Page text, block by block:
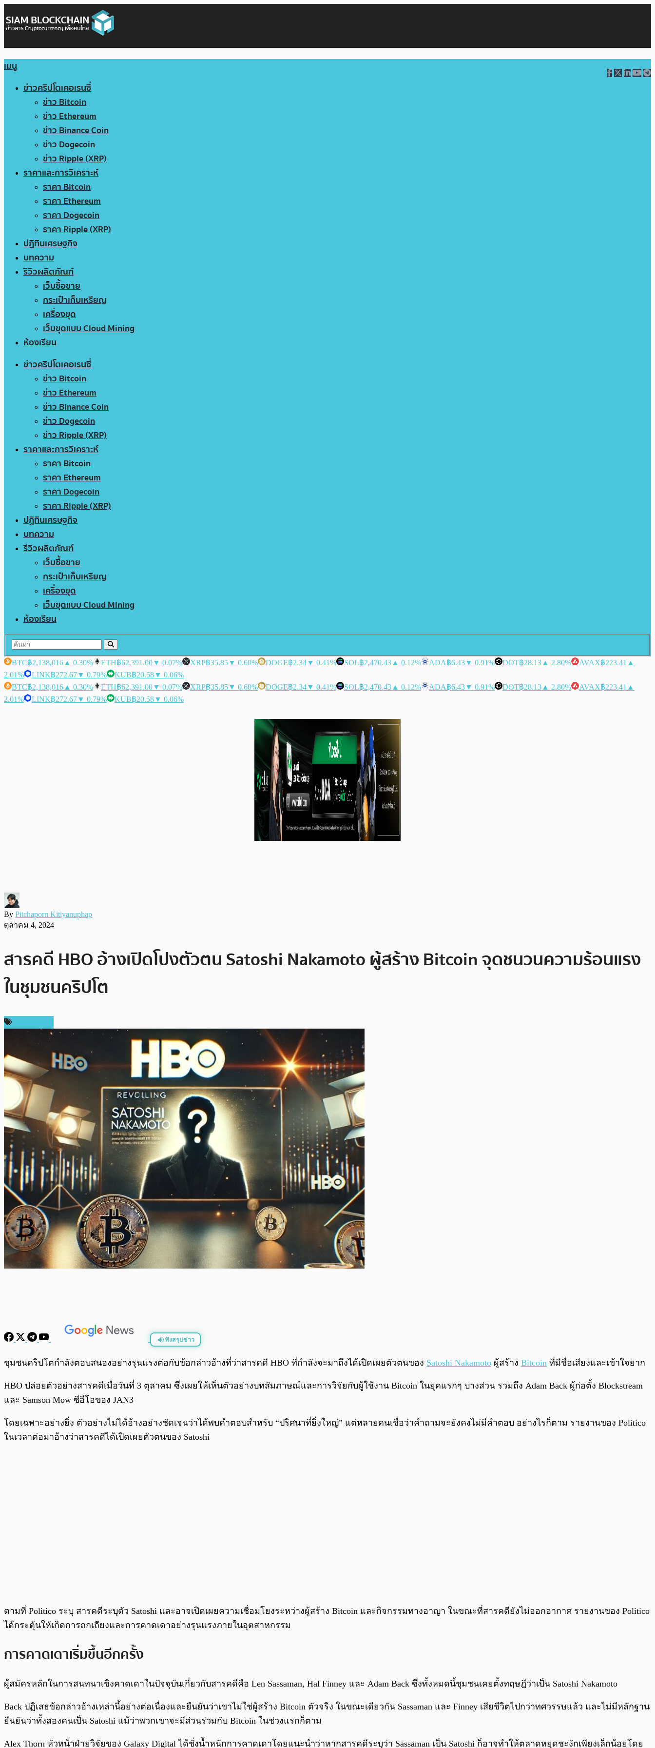
เมนู
ข่าวคริปโตเคอเรนซี่
ข่าว Bitcoin
ข่าว Ethereum
ข่าว Binance Coin
ข่าว Dogecoin
ข่าว Ripple (XRP)
ราคาและการวิเคราะห์
ราคา Bitcoin
ราคา Ethereum
ราคา Dogecoin
ราคา Ripple (XRP)
ปฏิทินเศรษฐกิจ
บทความ
รีวิวผลิตภัณฑ์
เว็บซื้อขาย
กระเป๋าเก็บเหรียญ
เครื่องขุด
เว็บขุดแบบ Cloud Mining
ห้องเรียน
ข่าวคริปโตเคอเรนซี่
ข่าว Bitcoin
ข่าว Ethereum
ข่าว Binance Coin
ข่าว Dogecoin
ข่าว Ripple (XRP)
ราคาและการวิเคราะห์
ราคา Bitcoin
ราคา Ethereum
ราคา Dogecoin
ราคา Ripple (XRP)
ปฏิทินเศรษฐกิจ
บทความ
รีวิวผลิตภัณฑ์
เว็บซื้อขาย
กระเป๋าเก็บเหรียญ
เครื่องขุด
เว็บขุดแบบ Cloud Mining
ห้องเรียน
BTC฿2,138,016 ▲ 0.30% ETH฿62,391.00▼ 0.07% XRP฿35.85▼ 0.60% DOGE฿2.34▼ 0.41% SOL฿2,470.43 ▲ 0.12% ADA฿6.43▼ 0.91% DOT฿28.13 ▲ 2.80% AVAX฿223.41 ▲
2.01%
LINK฿272.67▼ 0.79% KUB฿20.58▼ 0.06%
BTC฿2,138,016 ▲ 0.30% ETH฿62,391.00▼ 0.07% XRP฿35.85▼ 0.60% DOGE฿2.34▼ 0.41% SOL฿2,470.43 ▲ 0.12% ADA฿6.43▼ 0.91% DOT฿28.13 ▲ 2.80% AVAX฿223.41 ▲
2.01%
LINK฿272.67▼ 0.79% KUB฿20.58▼ 0.06%
By Pitchaporn Kitiyanuphap
ตุลาคม 4, 2024
สารคดี HBO อ้างเปิดโปงตัวตน Satoshi Nakamoto ผู้สร้าง Bitcoin จุดชนวนความร้อนแรง
ในชุมชนคริปโต
ฟังสรุปข่าว
พร้อมเล่น 0:00
ชุมชนคริปโตกำลังตอบสนองอย่างรุนแรงต่อกับข้อกล่าวอ้างที่ว่าสารคดี HBO ที่กำลังจะมาถึงได้เปิดเผยตัวตนของ Satoshi Nakamoto ผู้สร้าง Bitcoin ที่มีชื่อเสียงและเข้าใจยาก
HBO ปล่อยตัวอย่างสารคดีเมื่อวันที่ 3 ตุลาคม ซึ่งเผยให้เห็นตัวอย่างบทสัมภาษณ์และการวิจัยกับผู้ใช้งาน Bitcoin ในยุคแรกๆ บางส่วน รวมถึง Adam Back ผู้ก่อตั้ง Blockstream
และ Samson Mow ซีอีโอของ JAN3
โดยเฉพาะอย่างยิ่ง ตัวอย่างไม่ได้อ้างอย่างชัดเจนว่าได้พบคำตอบสำหรับ “ปริศนาที่ยิ่งใหญ่” แต่หลายคนเชื่อว่าคำถามจะยังคงไม่มีคำตอบ อย่างไรก็ตาม รายงานของ Politico
ในเวลาต่อมาอ้างว่าสารคดีได้เปิดเผยตัวตนของ Satoshi
ตามที่ Politico ระบุ สารคดีระบุตัว Satoshi และอาจเปิดเผยความเชื่อมโยงระหว่างผู้สร้าง Bitcoin และกิจกรรมทางอาญา ในขณะที่สารคดียังไม่ออกอากาศ รายงานของ Politico
ได้กระตุ้นให้เกิดการถกเถียงและการคาดเดาอย่างรุนแรงภายในอุตสาหกรรม
การคาดเดาเริ่มขึ้นอีกครั้ง
ผู้สมัครหลักในการสนทนาเชิงคาดเดาในปัจจุบันเกี่ยวกับสารคดีคือ Len Sassaman, Hal Finney และ Adam Back ซึ่งทั้งหมดนี้ชุมชนเคยตั้งทฤษฎีว่าเป็น Satoshi Nakamoto
Back ปฏิเสธข้อกล่าวอ้างเหล่านี้อย่างต่อเนื่องและยืนยันว่าเขาไม่ใช่ผู้สร้าง Bitcoin ตัวจริง ในขณะเดียวกัน Sassaman และ Finney เสียชีวิตไปกว่าทศวรรษแล้ว และไม่มีหลักฐาน
ยืนยันว่าทั้งสองคนเป็น Satoshi แม้ว่าพวกเขาจะมีส่วนร่วมกับ Bitcoin ในช่วงแรกก็ตาม
Alex Thorn หัวหน้าฝ่ายวิจัยของ Galaxy Digital ได้ชั่งน้ำหนักการคาดเดาโดยแนะนำว่าหากสารคดีระบุว่า Sassaman เป็น Satoshi ก็อาจทำให้ตลาดหยุดชะงักเพียงเล็กน้อยโดย